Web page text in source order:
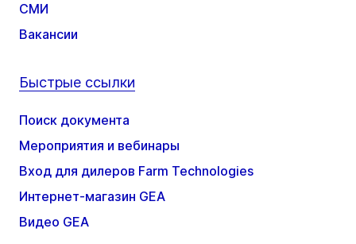
СМИ
Вакансии
Быстрые ссылки
Поиск документа
Мероприятия и вебинары
Вход для дилеров Farm Technologies
Интернет-магазин GEA
Видео GEA